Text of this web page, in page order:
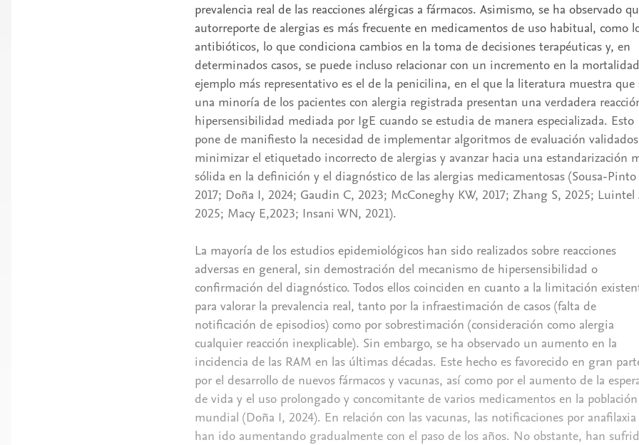
prevalencia real de las reacciones alérgicas a fármacos. Asimismo, se ha observado
autorreporte de alergias es más frecuente en medicamentos de uso habitual, como
antibióticos, lo que condiciona cambios en la toma de decisiones terapéuticas y, en
determinados casos, se puede incluso relacionar con un incremento en la
ejemplo más representativo es el de la penicilina, en el que la literatura muestra que
una minoría de los pacientes con alergia registrada presentan una verdadera
hipersensibilidad mediada por IgE cuando se estudia de manera especializada. Esto
pone de manifiesto la necesidad de implementar algoritmos de evaluación
minimizar el etiquetado incorrecto de alergias y avanzar hacia una estandarización
sólida en la definición y el diagnóstico de las alergias medicamentosas (Sousa-Pinto
2017; Doña I, 2024; Gaudin C, 2023; McConeghy KW, 2017; Zhang S, 2025; Luintel
2025; Macy E,2023; Insani WN, 2021).
La mayoría de los estudios epidemiológicos han sido realizados sobre reacciones
adversas en general, sin demostración del mecanismo de hipersensibilidad o
confirmación del diagnóstico. Todos ellos coinciden en cuanto a la limitación
para valorar la prevalencia real, tanto por la infraestimación de casos (falta de
notificación de episodios) como por sobrestimación (consideración como alergia
cualquier reacción inexplicable). Sin embargo, se ha observado un aumento en la
incidencia de las RAM en las últimas décadas. Este hecho es favorecido en gran
por el desarrollo de nuevos fármacos y vacunas, así como por el aumento de la
de vida y el uso prolongado y concomitante de varios medicamentos en la población
mundial (Doña I, 2024). En relación con las vacunas, las notificaciones por anafilaxia
han ido aumentando gradualmente con el paso de los años. No obstante, han